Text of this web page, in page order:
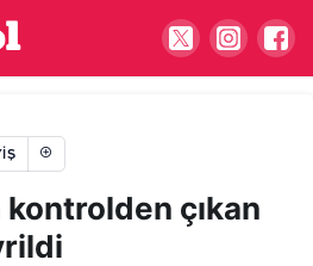
kontrolden çıkan
kavgaya ilişkin yeni